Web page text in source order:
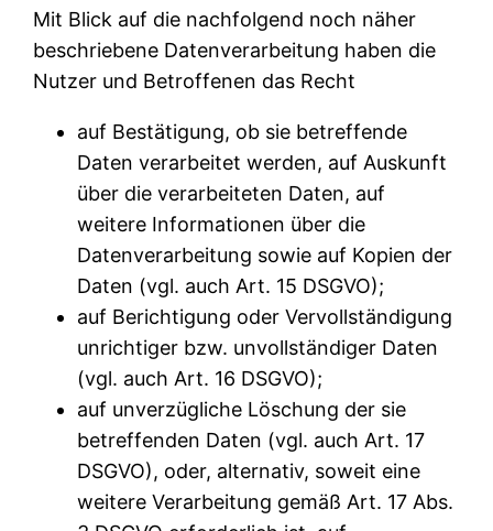
Mit Blick auf die nachfolgend noch näher
beschriebene Datenverarbeitung haben die
Nutzer und Betroffenen das Recht
auf Bestätigung, ob sie betreffende
Daten verarbeitet werden, auf Auskunft
über die verarbeiteten Daten, auf
weitere Informationen über die
Datenverarbeitung sowie auf Kopien der
Daten (vgl. auch Art. 15 DSGVO);
auf Berichtigung oder Vervollständigung
unrichtiger bzw. unvollständiger Daten
(vgl. auch Art. 16 DSGVO);
auf unverzügliche Löschung der sie
betreffenden Daten (vgl. auch Art. 17
DSGVO), oder, alternativ, soweit eine
weitere Verarbeitung gemäß Art. 17 Abs.